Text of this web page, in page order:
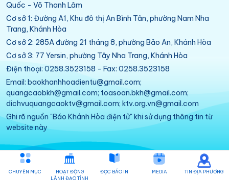
Quốc - Võ Thanh Lâm
Cơ sở 1: Đường A1, Khu đô thị An Bình Tân, phường Nam Nha
Trang, Khánh Hòa
Cơ sở 2: 285A đường 21 tháng 8, phường Bảo An, Khánh Hòa
Cơ sở 3: 77 Yersin, phường Tây Nha Trang, Khánh Hòa
Điện thoại: 0258.3523158 - Fax: 0258.3523158
Email: baokhanhhoadientu@gmail.com;
quangcaobkh@gmail.com; toasoan.bkh@gmail.com;
dichvuquangcaoktv@gmail.com; ktv.org.vn@gmail.com
Ghi rõ nguồn "Báo Khánh Hòa điện tử" khi sử dụng thông tin từ
website này
CHUYÊN MỤC
HOẠT ĐỘNG
LÃNH ĐẠO TỈNH
ĐỌC BÁO IN MEDIA TIN ĐỊA PHƯƠNG